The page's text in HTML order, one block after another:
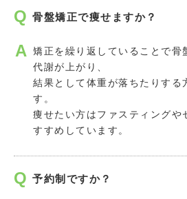
骨盤矯正で痩せますか？
矯正を繰り返していることで骨
代謝が上がり、
結果として体重が落ちたりする
す。
痩せたい方はファスティングや
すすめしています。
予約制ですか？